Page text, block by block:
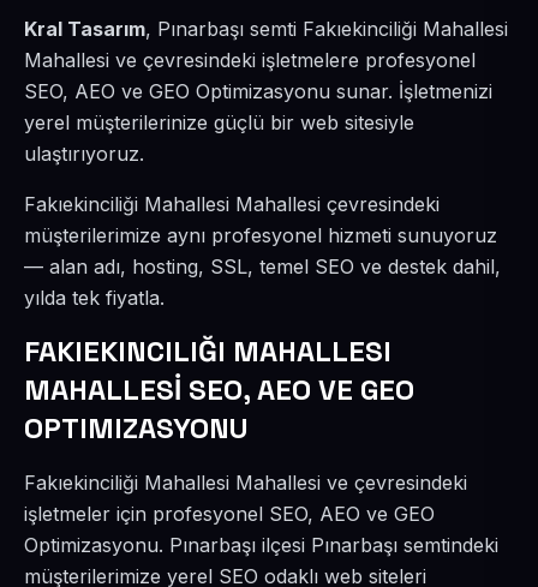
Kral Tasarım, Pınarbaşı semti Fakıekinciliği Mahallesi
Mahallesi ve çevresindeki işletmelere profesyonel
SEO, AEO ve GEO Optimizasyonu sunar. İşletmenizi
yerel müşterilerinize güçlü bir web sitesiyle
ulaştırıyoruz.
Fakıekinciliği Mahallesi Mahallesi çevresindeki
müşterilerimize aynı profesyonel hizmeti sunuyoruz
— alan adı, hosting, SSL, temel SEO ve destek dahil,
yılda tek fiyatla.
FAKIEKINCILIĞI MAHALLESI
MAHALLESİ SEO, AEO VE GEO
OPTIMIZASYONU
Fakıekinciliği Mahallesi Mahallesi ve çevresindeki
işletmeler için profesyonel SEO, AEO ve GEO
Optimizasyonu. Pınarbaşı ilçesi Pınarbaşı semtindeki
müşterilerimize yerel SEO odaklı web siteleri